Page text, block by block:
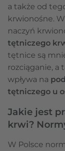
a także od
krwionośne.
naczyń
tętniczego
tętnice są
rozciąganie, a
wpływa na
tętniczego u
Jakie jest
krwi?
W Polsce